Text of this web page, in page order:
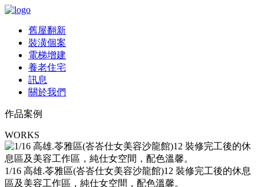
舊屋翻新
裝潢個案
電梯增建
養老住宅
訊息
關於我們
作品案例
WORKS
1/16 高雄.苓雅區(峇峇仕女美容沙龍館)12 裝修完工後的休息
區及美容工作區，純仕女空間，配色溫馨。